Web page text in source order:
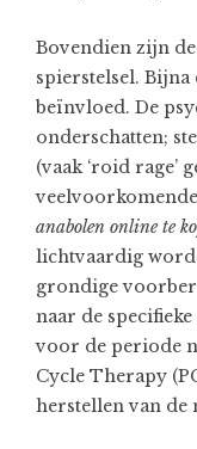
Bovendien zijn
spierstelsel.
beïnvloed. De
onderschatten;
(vaak ‘roid rage’
anabolen online te
lichtvaardig
grondige
naar de
voor de periode
Cycle Therapy
herstellen van